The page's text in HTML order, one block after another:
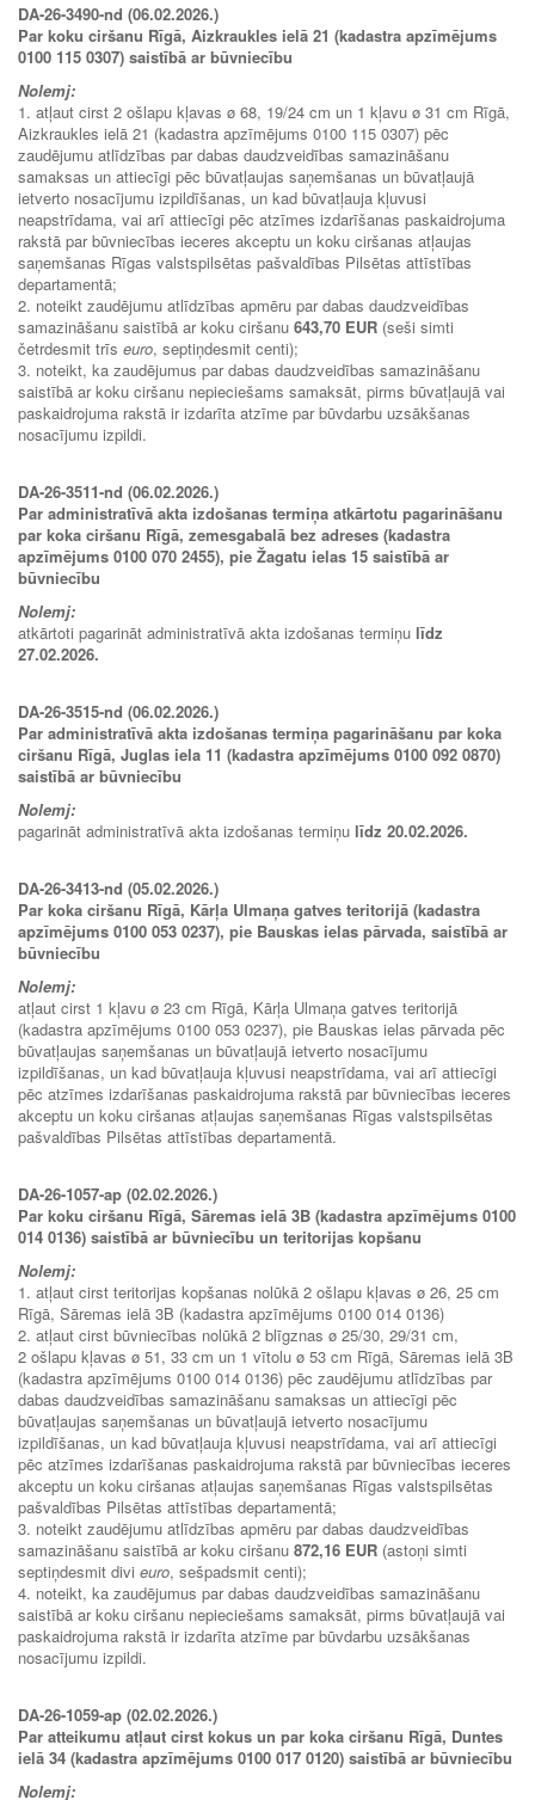
DA-26-3490-nd (06.02.2026.)
Par koku ciršanu Rīgā, Aizkraukles ielā 21 (kadastra apzīmējums
0100 115 0307) saistībā ar būvniecību
Nolemj:
1. atļaut cirst 2 ošlapu kļavas ø 68, 19/24 cm un 1 kļavu ø 31 cm Rīgā,
Aizkraukles ielā 21 (kadastra apzīmējums 0100 115 0307) pēc
zaudējumu atlīdzības par dabas daudzveidības samazināšanu
samaksas un attiecīgi pēc būvatļaujas saņemšanas un būvatļaujā
ietverto nosacījumu izpildīšanas, un kad būvatļauja kļuvusi
neapstrīdama, vai arī attiecīgi pēc atzīmes izdarīšanas paskaidrojuma
rakstā par būvniecības ieceres akceptu un koku ciršanas atļaujas
saņemšanas Rīgas valstspilsētas pašvaldības Pilsētas attīstības
departamentā;
2. noteikt zaudējumu atlīdzības apmēru par dabas daudzveidības
samazināšanu saistībā ar koku ciršanu 643,70 EUR (seši simti
četrdesmit trīs euro, septiņdesmit centi);
3. noteikt, ka zaudējumus par dabas daudzveidības samazināšanu
saistībā ar koku ciršanu nepieciešams samaksāt, pirms būvatļaujā vai
paskaidrojuma rakstā ir izdarīta atzīme par būvdarbu uzsākšanas
nosacījumu izpildi.
DA-26-3511-nd (06.02.2026.)
Par administratīvā akta izdošanas termiņa atkārtotu pagarināšanu
par koka ciršanu Rīgā, zemesgabalā bez adreses (kadastra
apzīmējums 0100 070 2455), pie Žagatu ielas 15 saistībā ar
būvniecību
Nolemj:
atkārtoti pagarināt administratīvā akta izdošanas termiņu līdz
27.02.2026.
DA-26-3515-nd (06.02.2026.)
Par administratīvā akta izdošanas termiņa pagarināšanu par koka
ciršanu Rīgā, Juglas iela 11 (kadastra apzīmējums 0100 092 0870)
saistībā ar būvniecību
Nolemj:
pagarināt administratīvā akta izdošanas termiņu līdz 20.02.2026.
DA-26-3413-nd (05.02.2026.)
Par koka ciršanu Rīgā, Kārļa Ulmaņa gatves teritorijā (kadastra
apzīmējums 0100 053 0237), pie Bauskas ielas pārvada, saistībā ar
būvniecību
Nolemj:
atļaut cirst 1 kļavu ø 23 cm Rīgā, Kārļa Ulmaņa gatves teritorijā
(kadastra apzīmējums 0100 053 0237), pie Bauskas ielas pārvada pēc
būvatļaujas saņemšanas un būvatļaujā ietverto nosacījumu
izpildīšanas, un kad būvatļauja kļuvusi neapstrīdama, vai arī attiecīgi
pēc atzīmes izdarīšanas paskaidrojuma rakstā par būvniecības ieceres
akceptu un koku ciršanas atļaujas saņemšanas Rīgas valstspilsētas
pašvaldības Pilsētas attīstības departamentā.
DA-26-1057-ap (02.02.2026.)
Par koku ciršanu Rīgā, Sāremas ielā 3B (kadastra apzīmējums 0100
014 0136) saistībā ar būvniecību un teritorijas kopšanu
Nolemj:
1. atļaut cirst teritorijas kopšanas nolūkā 2 ošlapu kļavas ø 26, 25 cm
Rīgā, Sāremas ielā 3B (kadastra apzīmējums 0100 014 0136)
2. atļaut cirst būvniecības nolūkā 2 blīgznas ø 25/30, 29/31 cm,
2 ošlapu kļavas ø 51, 33 cm un 1 vītolu ø 53 cm Rīgā, Sāremas ielā 3B
(kadastra apzīmējums 0100 014 0136) pēc zaudējumu atlīdzības par
dabas daudzveidības samazināšanu samaksas un attiecīgi pēc
būvatļaujas saņemšanas un būvatļaujā ietverto nosacījumu
izpildīšanas, un kad būvatļauja kļuvusi neapstrīdama, vai arī attiecīgi
pēc atzīmes izdarīšanas paskaidrojuma rakstā par būvniecības ieceres
akceptu un koku ciršanas atļaujas saņemšanas Rīgas valstspilsētas
pašvaldības Pilsētas attīstības departamentā;
3. noteikt zaudējumu atlīdzības apmēru par dabas daudzveidības
samazināšanu saistībā ar koku ciršanu 872,16 EUR (astoņi simti
septiņdesmit divi euro, sešpadsmit centi);
4. noteikt, ka zaudējumus par dabas daudzveidības samazināšanu
saistībā ar koku ciršanu nepieciešams samaksāt, pirms būvatļaujā vai
paskaidrojuma rakstā ir izdarīta atzīme par būvdarbu uzsākšanas
nosacījumu izpildi.
DA-26-1059-ap (02.02.2026.)
Par atteikumu atļaut cirst kokus un par koka ciršanu Rīgā, Duntes
ielā 34 (kadastra apzīmējums 0100 017 0120) saistībā ar būvniecību
Nolemj: